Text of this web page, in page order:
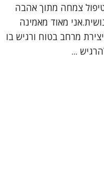
צמחה מתוך אהבה
מאוד מאמינה
מרחב בטוח ורגיש בו
...